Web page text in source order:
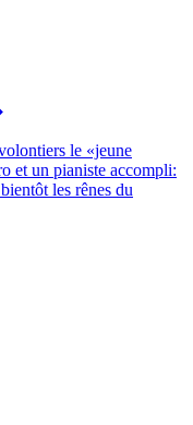
le «jeune
et un pianiste accompli:
les rênes du